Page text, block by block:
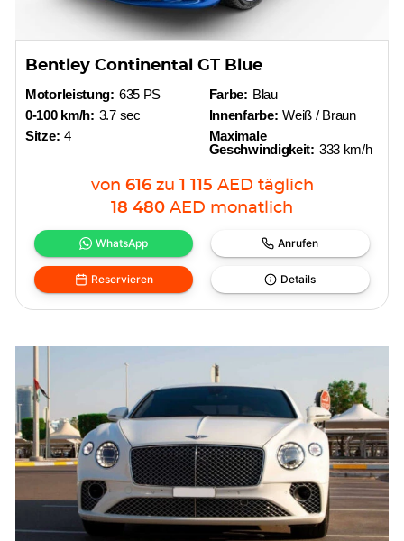
Bentley Continental GT Blue
Motorleistung: 635 PS
0-100 km/h: 3.7 sec
Sitze: 4
Farbe: Blau
Innenfarbe: Weiß / Braun
Maximale
Geschwindigkeit: 333 km/h
von 616 zu 1 115 AED täglich
18 480 AED monatlich
WhatsApp Anrufen
Reservieren Details